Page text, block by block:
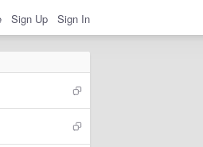
Sign Up Sign In